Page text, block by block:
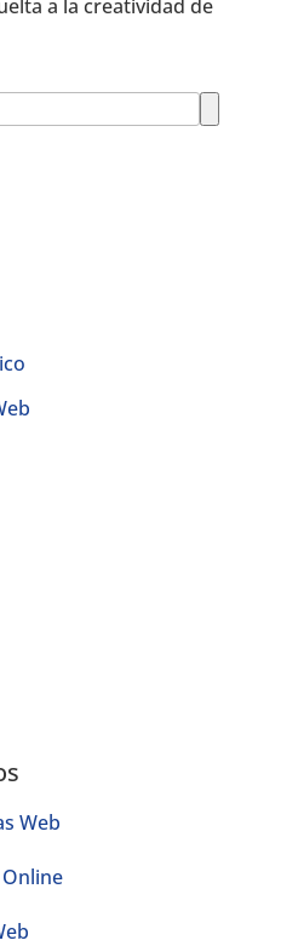
a la creatividad de
Web